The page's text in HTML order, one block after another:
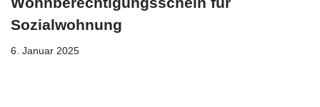
Sozialwohnung
6. Januar 2025